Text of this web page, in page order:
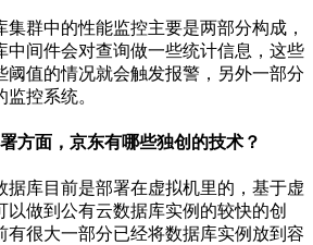
群中的性能监控主要是两部分构成，
中间件会对查询做一些统计信息，这些
阈值的情况就会触发报警，另外一部分
控系统。
方面，京东有哪些独创的技术？
据库目前是部署在虚拟机里的，基于虚
以做到公有云数据库实例的较快的创
有很大一部分已经将数据库实例放到容